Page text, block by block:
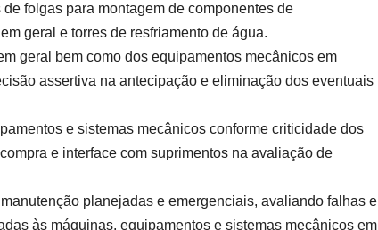
folgas para montagem de componentes de
geral e torres de resfriamento de água.
geral bem como dos equipamentos mecânicos em
assertiva na antecipação e eliminação dos eventuais
e sistemas mecânicos conforme criticidade dos
e interface com suprimentos na avaliação de
planejadas e emergenciais, avaliando falhas e
às máquinas, equipamentos e sistemas mecânicos em